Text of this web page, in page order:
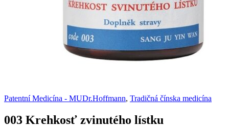
Patentní Medicína - MUDr.Hoffmann, Tradičná čínska medicína
003 Krehkosť zvinutého lístku